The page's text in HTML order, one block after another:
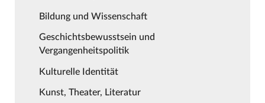
Bildung und Wissenschaft
Geschichtsbewusstsein und
Vergangenheitspolitik
Kulturelle Identität
Kunst, Theater, Literatur